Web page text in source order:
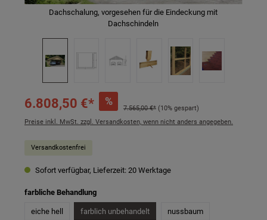
Dachschalung, vorgesehen für die Eindeckung mit
Dachschindeln
6.808,50 €* %
7.565,00 €* (10% gespart)
Preise inkl. MwSt. zzgl. Versandkosten, wenn nicht anders angegeben.
Versandkostenfrei
Sofort verfügbar, Lieferzeit: 20 Werktage
farbliche Behandlungauswählen
eiche hell farblich unbehandelt nussbaum